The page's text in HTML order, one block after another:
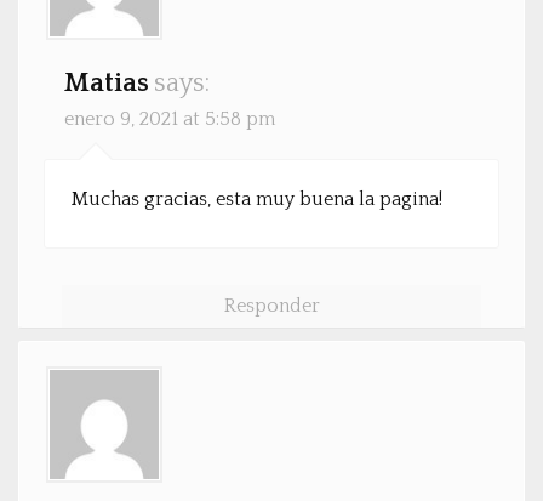
Matias says:
enero 9, 2021 at 5:58 pm
Muchas gracias, esta muy buena la pagina!
Responder